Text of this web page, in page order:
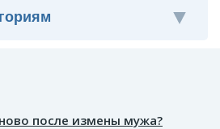
после измены мужа?